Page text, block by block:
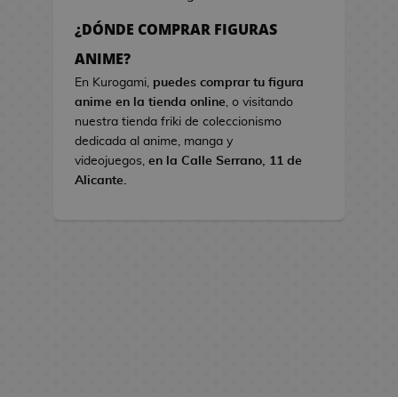
l
¿DÓNDE COMPRAR FIGURAS
ANIME?
En Kurogami, puedes comprar tu figura
anime en la tienda online, o visitando
nuestra tienda friki de coleccionismo
dedicada al anime, manga y
videojuegos, en la Calle Serrano, 11 de
Alicante.